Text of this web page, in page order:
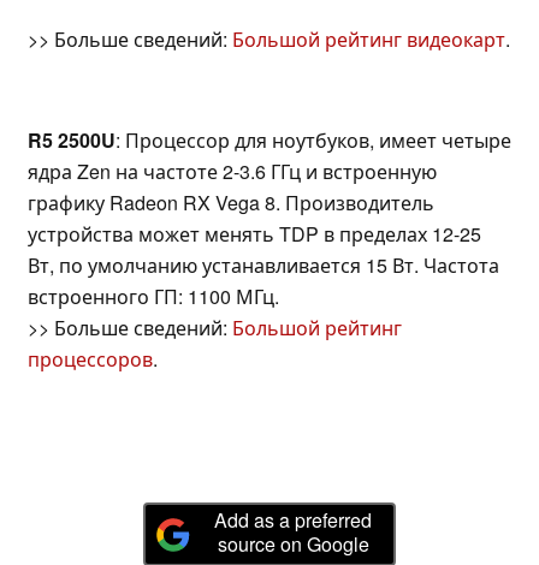
>> Больше сведений: Большой рейтинг видеокарт.
R5 2500U: Процессор для ноутбуков, имеет четыре
ядра Zen на частоте 2-3.6 ГГц и встроенную
графику Radeon RX Vega 8. Производитель
устройства может менять TDP в пределах 12-25
Вт, по умолчанию устанавливается 15 Вт. Частота
встроенного ГП: 1100 МГц.
>> Больше сведений: Большой рейтинг
процессоров.
Add as a preferred
source on Google